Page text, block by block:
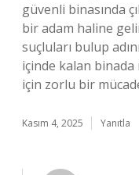
güvenli binasında
bir adam haline
suçluları bulup
içinde kalan
için zorlu bir
Kasım 4, 2025 Yanıtla